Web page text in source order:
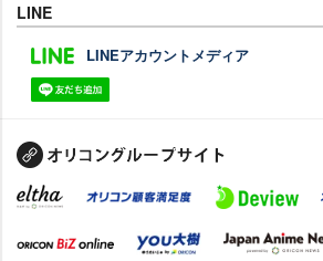
LINE
LINEアカウントメディア